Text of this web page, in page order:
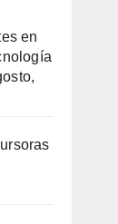
en